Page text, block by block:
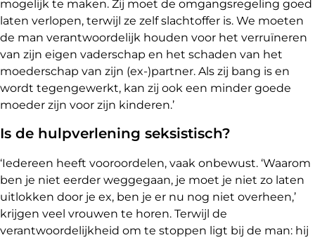
mogelijk te maken. Zij moet de omgangsregeling goed
laten verlopen, terwijl ze zelf slachtoffer is. We moeten
de man verantwoordelijk houden voor het verruïneren
van zijn eigen vaderschap en het schaden van het
moederschap van zijn (ex-)partner. Als zij bang is en
wordt tegengewerkt, kan zij ook een minder goede
moeder zijn voor zijn kinderen.’
Is de hulpverlening seksistisch?
‘Iedereen heeft vooroordelen, vaak onbewust. ‘Waarom
ben je niet eerder weggegaan, je moet je niet zo laten
uitlokken door je ex, ben je er nu nog niet overheen,’
krijgen veel vrouwen te horen. Terwijl de
verantwoordelijkheid om te stoppen ligt bij de man: hij